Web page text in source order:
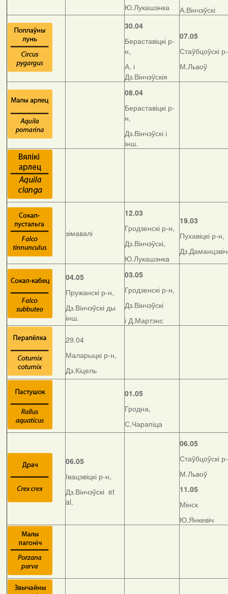
Ю.Лукашэнка
А.Вінчэўскі
30.04
Бераставіцкі р-
н,
А. і
Дз.Вінчэўскія
07.05
Стаўбцоўскі
М.Львоў
08.04
Бераставіцкі р-
н,
Дз.Вінчэўскі і
інш.
зімавалі
12.03
Гродзенскі р-н,
Дз.Вінчэўскі,
Ю.Лукашэнка
19.03
Пухавіцкі р-н,
Дз.Даманцэвіч
04.05
Пружанскі р-н,
Дз.Вінчэўскі ды
інш.
03.05
Гродзенскі р-н,
Дз.Вінчэўскі
і Д.Мартэнс
29.04
Маларыцкі р-н,
Дз.Кіцель
01.05
Гродна,
С.Чарапіца
06.05
Івацэвіцкі р-н,
Дз.Вінчэўскі et
al.
06.05
Стаўбцоўскі
М.Львоў
11.05
Мінск
Ю.Янкевіч